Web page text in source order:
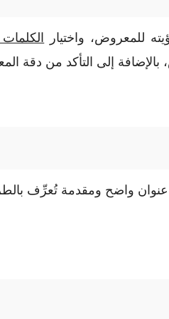
للمعروض، واختيار الكلمات
إلى التأكد من دقة
واضح ومقدمة تُعرِّف